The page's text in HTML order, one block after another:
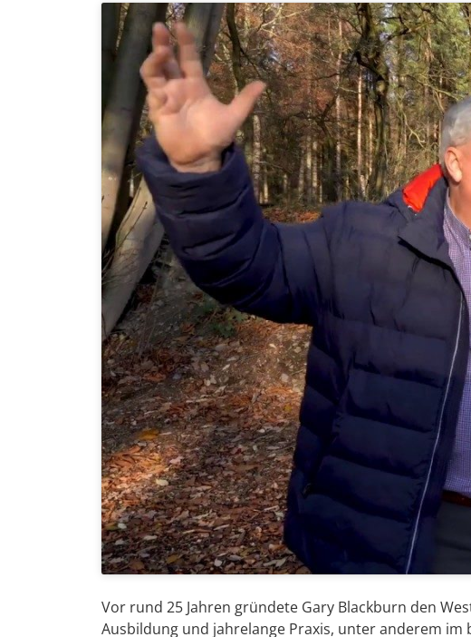
Vor rund 25 Jahren gründete Gary Blackburn den
Ausbildung und jahrelange Praxis, unter anderem